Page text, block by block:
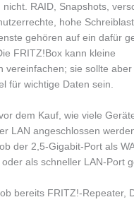
RAID, Snapshots,
hohe
gehören auf ein dafür
FRITZ!Box kann kleine
vereinfachen; sie sollte
für wichtige Daten sein.
dem Kauf, wie viele
LAN angeschlossen
der 2,5-Gigabit-Port als
als schneller LAN-Port
bereits FRITZ!-Repeater,